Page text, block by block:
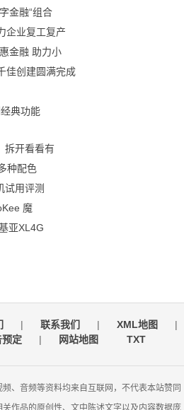
金融“组合
企业复工复产
金融 助力小
佳创建圆满完成
典功能
拆开看看有
种配色
试用评测
魔
亚XL4G
| 联系我们 | XML地图
|
预定 | 网站地图 TXT
、音频等资料均来自互联网，不代表本站赞同
作品的原创性、文中陈述文字以及内容数据庞